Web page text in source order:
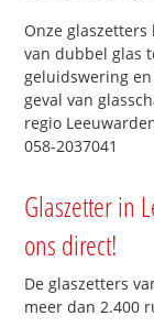
Onze
van dubbel glas
geluidswering
geval van
regio
058-2037041
Glaszetter in
ons direct!
De glaszetters
meer dan 2.400